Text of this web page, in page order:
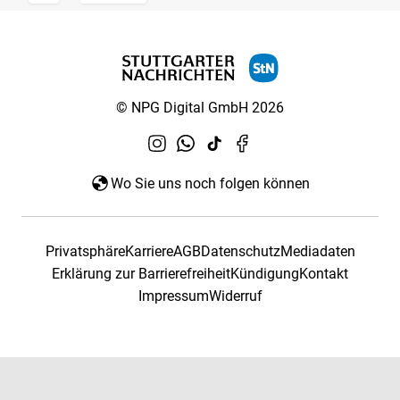
© NPG Digital GmbH 2026
Wo Sie uns noch folgen können
PrivatsphäreKarriereAGBDatenschutzMediadaten
Erklärung zur BarrierefreiheitKündigungKontakt
ImpressumWiderruf